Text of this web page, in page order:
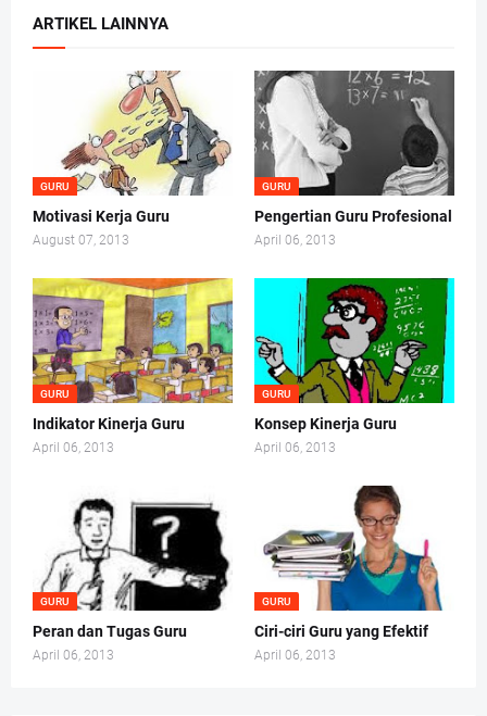
ARTIKEL LAINNYA
GURU
Motivasi Kerja Guru
August 07, 2013
GURU
Pengertian Guru Profesional
April 06, 2013
GURU
Indikator Kinerja Guru
April 06, 2013
GURU
Konsep Kinerja Guru
April 06, 2013
GURU
Peran dan Tugas Guru
April 06, 2013
GURU
Ciri-ciri Guru yang Efektif
April 06, 2013